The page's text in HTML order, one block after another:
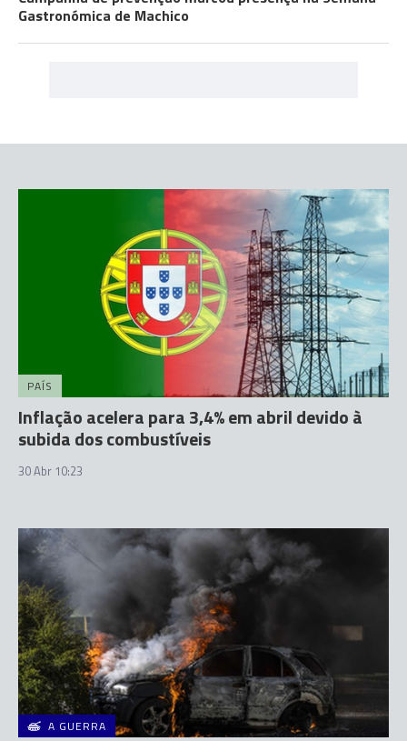
Gastronómica de Machico
PAÍS
Inflação acelera para 3,4% em abril devido à
subida dos combustíveis
30 Abr 10:23
A GUERRA